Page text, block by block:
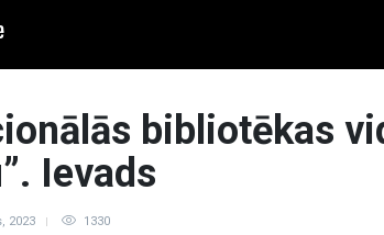
bibliotēkas
Ievads
2023 1330